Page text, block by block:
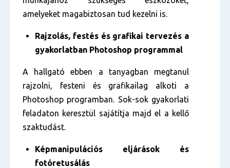
amelyeket magabiztosan tud kezelni is.
Rajzolás, festés és grafikai tervezés a
gyakorlatban Photoshop programmal
A hallgató ebben a tanyagban megtanul
rajzolni, festeni és grafikailag alkoti a
Photoshop programban. Sok-sok gyakorlati
feladaton keresztül sajátítja majd el a kellő
szaktudást.
Képmanipulációs eljárások és
fotóretusálás